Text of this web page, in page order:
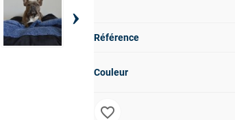
›
Référence
Couleur
favorite_border